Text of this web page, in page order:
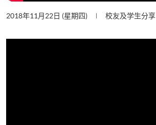
2018年11月22日 (星期四) 校友及学生分享